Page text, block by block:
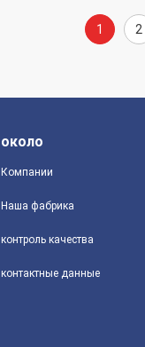
1 2
около
Компании
Наша фабрика
контроль качества
контактные данные